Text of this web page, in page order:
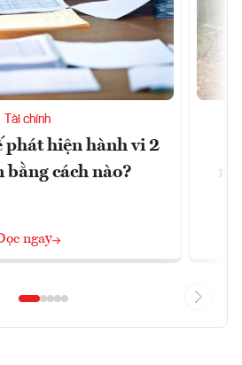
Tài chính
phát hiện hành vi 2
bằng cách nào?
ngay